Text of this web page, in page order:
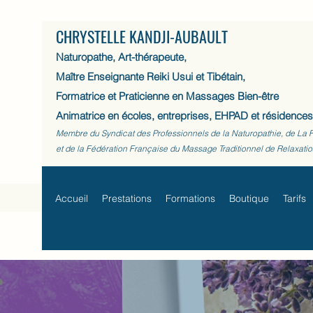
CHRYSTELLE KANDJI-AUBAULT
Naturopathe, Art-thérapeute,
Maître Enseignante Reiki Usui et Tibétain,
Formatrice et Praticienne en Massages Bien-être
Animatrice en écoles, entreprises, EHPAD et
Membre du Syndicat des Professionnels de la Naturopathie, de La
et de la Fédération Française du Massage Traditionnel de
Accueil Prestations Formations Boutique Tarifs